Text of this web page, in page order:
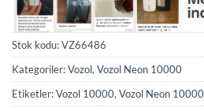
Stok kodu:VZ66486
Kategoriler:Vozol,Vozol Neon 10000
Etiketler:Vozol 10000,Vozol Neon